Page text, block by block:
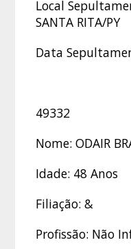
Local
SANTA RITA/PY
Data
49332
Nome: ODAIR
Idade: 48 Anos
Filiação: &
Profissão: Não